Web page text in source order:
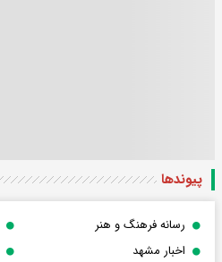
پیوندها
رسانه فرهنگ و هنر
اخبار مشهد